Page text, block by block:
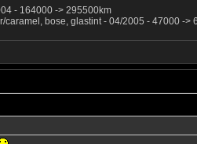
- 164000 -> 295500km
caramel, bose, glastint - 04/2005 - 47000 ->